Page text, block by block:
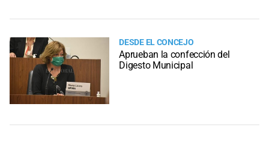
DESDE EL CONCEJO
Aprueban la confección del
Digesto Municipal